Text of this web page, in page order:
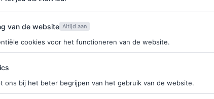
en Nigo onverwacht een kreeft vingen. Het
en als bag charms
de website
van de website Altijd aan
cookies voor het functioneren van de website.
ons bij het beter begrijpen van het gebruik van de website.